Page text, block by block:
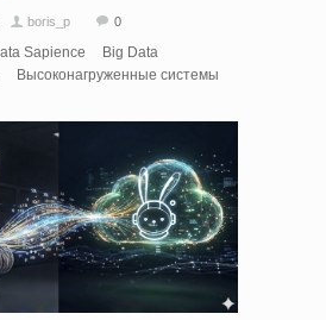
boris_p 0
Sapience
Big Data
Высоконагруженные системы